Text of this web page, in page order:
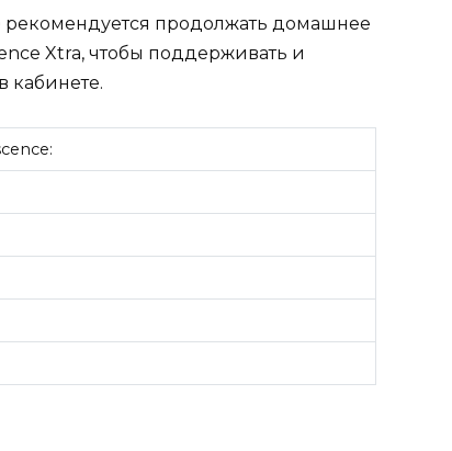
рекомендуется продолжать домашнее
Xtra, чтобы поддерживать и
кабинете.